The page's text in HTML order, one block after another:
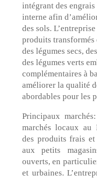
intégrant des
interne afin
des sols.
produits transformés
des légumes secs,
des légumes verts
complémentaires à
améliorer la qualité
abordables pour les
Principaux
marchés locaux au
des produits frais
aux petits
ouverts, en
et urbaines.